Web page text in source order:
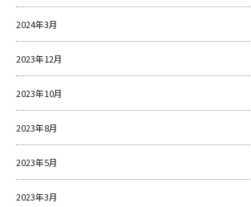
2024年3月
2023年12月
2023年10月
2023年8月
2023年5月
2023年3月